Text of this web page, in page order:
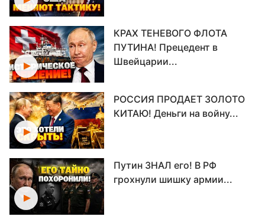
КРАХ ТЕНЕВОГО ФЛОТА
ПУТИНА! Прецедент в
Швейцарии...
РОССИЯ ПРОДАЕТ ЗОЛОТО
КИТАЮ! Деньги на войну...
Путин ЗНАЛ его! В РФ
грохнули шишку армии...